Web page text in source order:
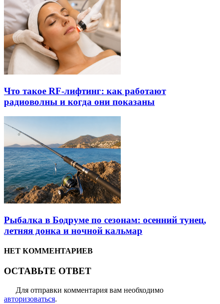
Что такое RF-лифтинг: как работают
радиоволны и когда они показаны
Рыбалка в Бодруме по сезонам: осенний тунец,
летняя донка и ночной кальмар
НЕТ КОММЕНТАРИЕВ
ОСТАВЬТЕ ОТВЕТ
Для отправки комментария вам необходимо
авторизоваться.